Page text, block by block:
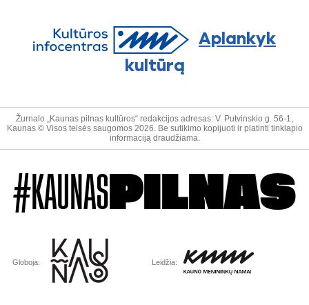
Aplankyk
kultūrą
Žurnalo „Kaunas pilnas kultūros“ redakcijos adresas: V. Putvinskio g. 56-1,
Kaunas © Visos teisės saugomos 2026. Be sutikimo kopijuoti ir platinti tinklapio
informaciją draudžiama.
#KAUNAS PILNAS
Globoja: Leidžia: